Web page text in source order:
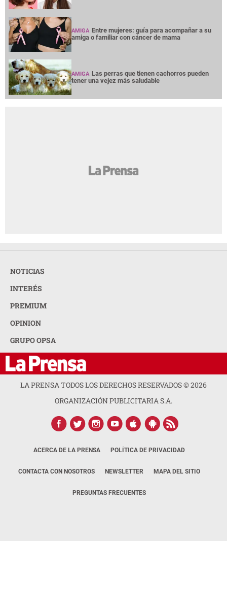
AMIGA Entre mujeres: guía para acompañar a su
amiga o familiar con cáncer de mama
AMIGA Las perras que tienen cachorros pueden
tener una vejez más saludable
NOTICIAS
INTERÉS
PREMIUM
OPINION
GRUPO OPSA
LA PRENSA TODOS LOS DERECHOS RESERVADOS ©2026
ORGANIZACIÓN PUBLICITARIA S.A.
ACERCA DE LA PRENSA POLÍTICA DE PRIVACIDAD
CONTACTA CON NOSOTROS NEWSLETTER MAPA DEL SITIO
PREGUNTAS FRECUENTES